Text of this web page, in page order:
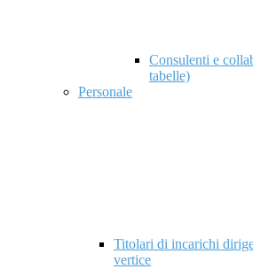
Consulenti e
tabelle)
Personale
Titolari di incarichi
vertice